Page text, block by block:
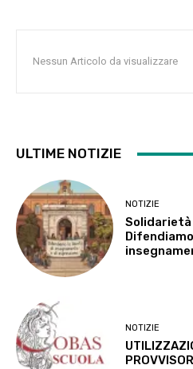
Nessun Articolo da visualizzare
ULTIME NOTIZIE
NOTIZIE
Solidarietà
NOTIZIE